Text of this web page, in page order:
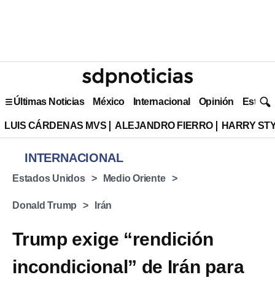
Últimas Noticias México Internacional Opinión Estilo
LUIS CÁRDENAS MVS ALEJANDRO FIERRO HARRY
INTERNACIONAL
Estados Unidos Medio Oriente
Donald Trump Irán
Trump exige “rendición
incondicional” de Irán para